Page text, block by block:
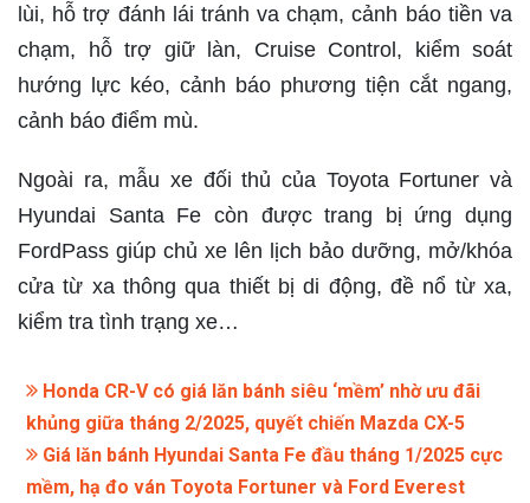
lùi, hỗ trợ đánh lái tránh va chạm, cảnh báo tiền va
chạm, hỗ trợ giữ làn, Cruise Control, kiểm soát
hướng lực kéo, cảnh báo phương tiện cắt ngang,
cảnh báo điểm mù.
Ngoài ra, mẫu xe đối thủ của Toyota Fortuner và
Hyundai Santa Fe còn được trang bị ứng dụng
FordPass giúp chủ xe lên lịch bảo dưỡng, mở/khóa
cửa từ xa thông qua thiết bị di động, đề nổ từ xa,
kiểm tra tình trạng xe…
Honda CR-V có giá lăn bánh siêu ‘mềm’ nhờ ưu đãi
khủng giữa tháng 2/2025, quyết chiến Mazda CX-5
Giá lăn bánh Hyundai Santa Fe đầu tháng 1/2025 cực
mềm, hạ đo ván Toyota Fortuner và Ford Everest